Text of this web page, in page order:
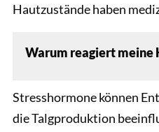
Hautzustände haben
Warum reagiert meine
Stresshormone können
die Talgproduktion